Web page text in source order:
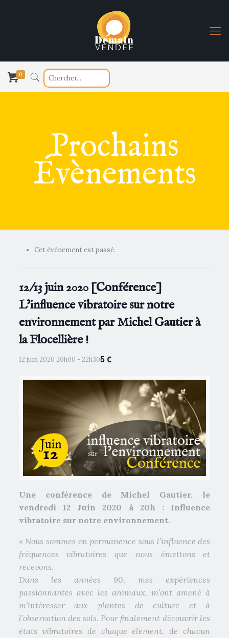
0
Prochains
Évènements
Cet évènement est passé.
12/13 juin 2020 [Conférence]
L’influence vibratoire sur notre
environnement par Michel Gautier à
la Flocellière !
12 juin 2020 20h00 - 22h305 €
Une conférence de Michel Gautier, le
vendredi 12 Juin 2020 à 20h : Influence
vibratoire sur notre environnement.
« Nous sommes en permanence sous l’influence des
fréquences vibratoires que nous émettons et
recevons.
Dans les années 90, mes expériences
passionnantes avec les animaux, m’ont amené à
m’intéresser aux plantes de culture et à
l’observation des sols. Pour ﬁnalement découvrir les
états vibratoires de chaque élément, de chacun